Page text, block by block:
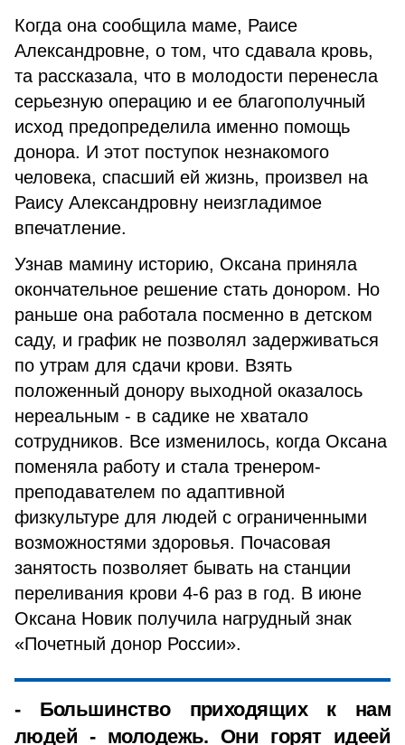
Когда она сообщила маме, Раисе
Александровне, о том, что сдавала кровь,
та рассказала, что в молодости перенесла
серьезную операцию и ее благополучный
исход предопределила именно помощь
донора. И этот поступок незнакомого
человека, спасший ей жизнь, произвел на
Раису Александровну неизгладимое
впечатление.
Узнав мамину историю, Оксана приняла
окончательное решение стать донором. Но
раньше она работала посменно в детском
саду, и график не позволял задерживаться
по утрам для сдачи крови. Взять
положенный донору выходной оказалось
нереальным - в садике не хватало
сотрудников. Все изменилось, когда Оксана
поменяла работу и стала тренером-
преподавателем по адаптивной
физкультуре для людей с ограниченными
возможностями здоровья. Почасовая
занятость позволяет бывать на станции
переливания крови 4-6 раз в год. В июне
Оксана Новик получила нагрудный знак
«Почетный донор России».
- Большинство приходящих к нам
людей - молодежь. Они горят идеей